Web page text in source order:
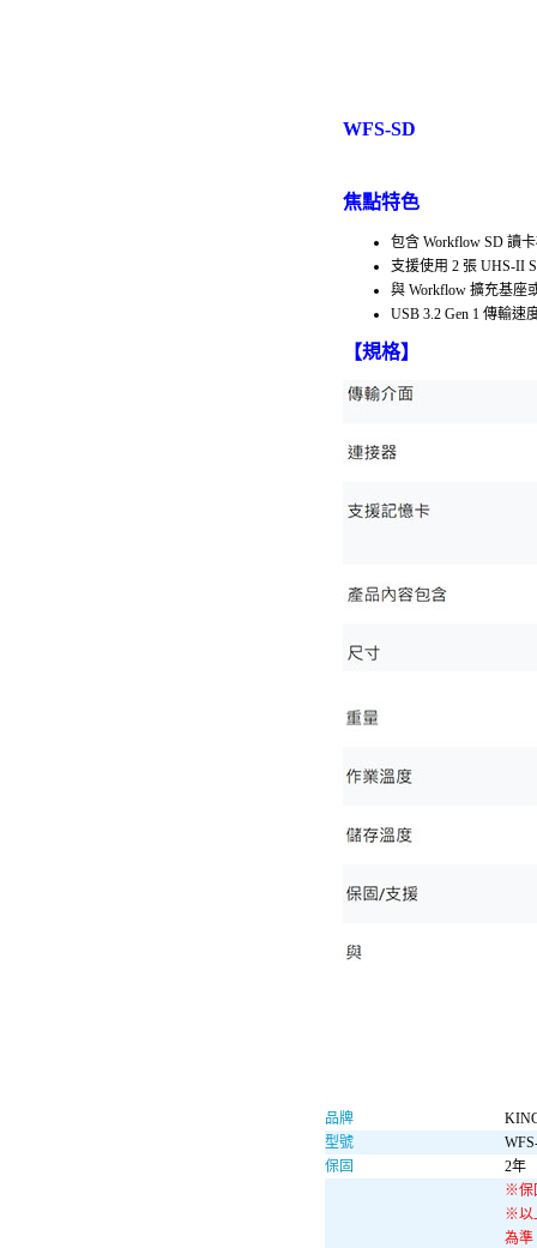
WFS-SD
焦點特色
包含 Workflow SD 讀
支援使用 2 張 UHS-II
與 Workflow 擴充基座
USB 3.2 Gen 1 傳輸速
【規格】
品牌
型號
保固
2年
※保
※以
為準